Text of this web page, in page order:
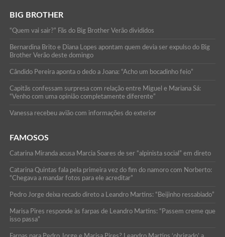
BIG BROTHER
“Quem vai sair?” Fãs do Big Brother Verão divididos
Bernardina Brito e Diana Lopes apontam quem devia ser expulso do Big
Brother Verão deste domingo
Cândido Pereira aponta o dedo a Joana: “Acho um bocadinho feio”
Capitãs confessam surpresa com relação entre Miguel e Mariana Sá:
“Venho com uma opinião completamente diferente”
Vanessa recebeu avião com informações do exterior
FAMOSOS
Catarina Miranda acusa Marcia Soares de ser “alpinista social” em direto
Catarina Quintas fala pela primeira vez do fim do namoro com Norberto:
“Chegava a mandar fotos para ele acreditar”
Pedro Jorge deixa recado direto a Leandro Martins: “Beijinho ressabiado”
Marisa Pires responde às farpas de Leandro Martins: “Passem creme que
isso passa”